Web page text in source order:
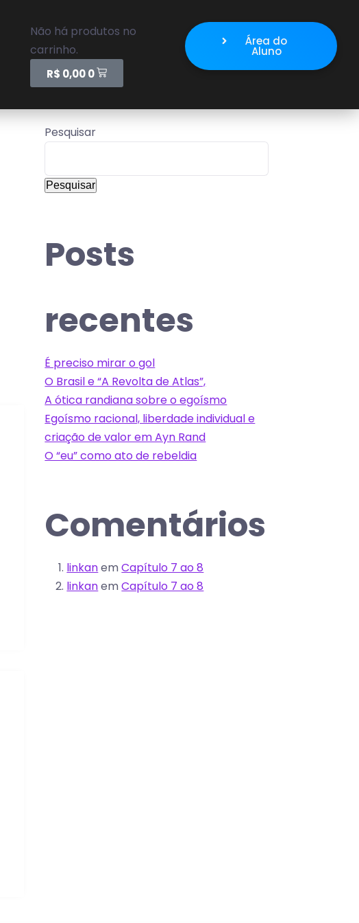
Não há produtos no
carrinho.
R$ 0,000
Área do
Aluno
Pesquisar
Pesquisar
Posts
recentes
É preciso mirar o gol
O Brasil e “A Revolta de Atlas”,
A ótica randiana sobre o egoísmo
Egoísmo racional, liberdade individual e
criação de valor em Ayn Rand
O “eu” como ato de rebeldia
Comentários
linkanemCapítulo 7 ao 8
linkanemCapítulo 7 ao 8